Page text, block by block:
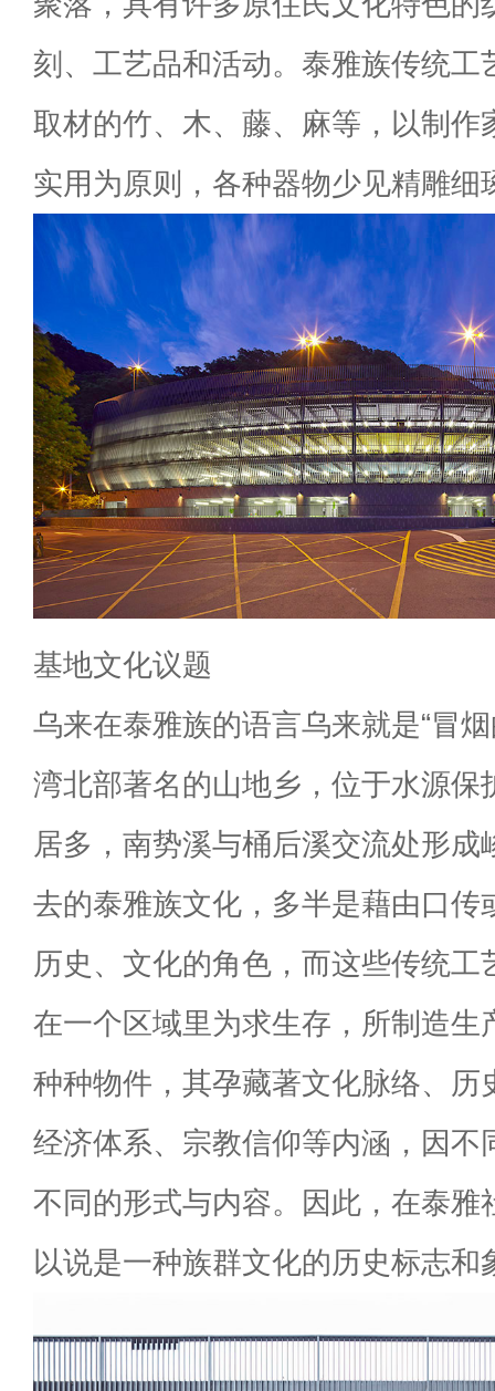
刻、工艺品和活动。泰雅族传统工
取材的竹、木、藤、麻等，以制作
实用为原则，各种器物少见精雕细
基地文化议题
乌来在泰雅族的语言乌来就是“冒
湾北部著名的山地乡，位于水源保
居多，南势溪与桶后溪交流处形成
去的泰雅族文化，多半是藉由口传
历史、文化的角色，而这些传统工
在一个区域里为求生存，所制造生
种种物件，其孕藏著文化脉络、历
经济体系、宗教信仰等内涵，因不
不同的形式与内容。因此，在泰雅
以说是一种族群文化的历史标志和